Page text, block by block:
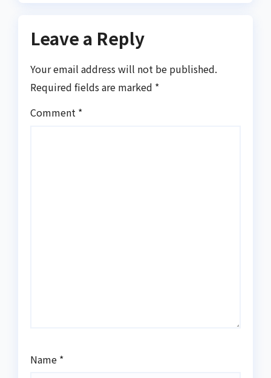
Leave a Reply
Your email address will not be published.
Required fields are marked *
Comment *
Name *